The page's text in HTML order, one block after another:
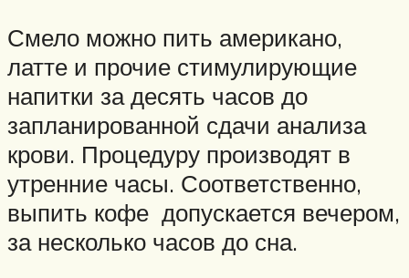
Смело можно пить американо,
латте и прочие стимулирующие
напитки за десять часов до
запланированной сдачи анализа
крови. Процедуру производят в
утренние часы. Соответственно,
выпить кофе допускается вечером,
за несколько часов до сна.